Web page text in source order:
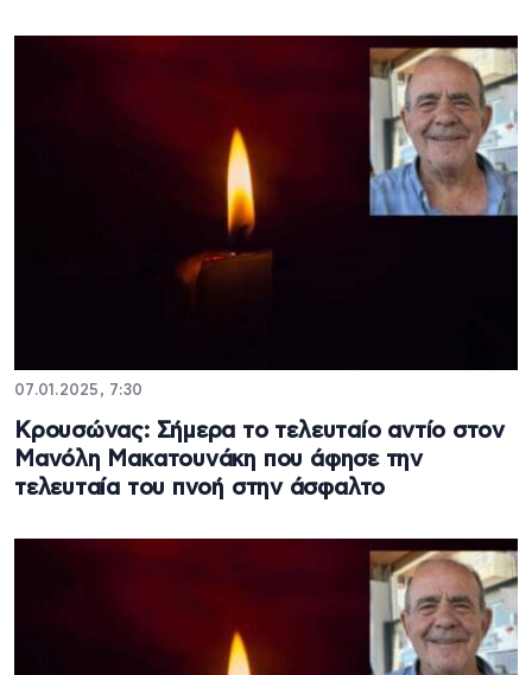
07.01.2025, 7:30
Κρουσώνας: Σήμερα το τελευταίο αντίο στον
Μανόλη Μακατουνάκη που άφησε την
τελευταία του πνοή στην άσφαλτο